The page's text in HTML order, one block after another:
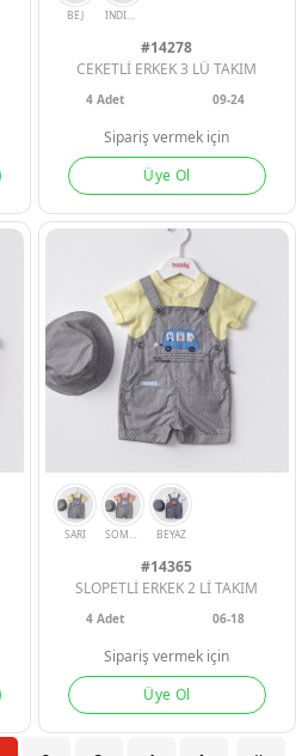
PEMBE A. YESIL SOMON
#14278
CEKETLİ ERKEK 3 LÜ TAKIM
4 Adet 09-24
Sipariş vermek için
Üye Ol
#14365
SLOPETLİ ERKEK 2 Lİ TAKIM
4 Adet 06-18
Sipariş vermek için
Üye Ol